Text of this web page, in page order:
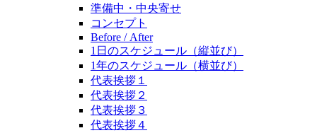
準備中・中央寄せ
コンセプト
Before / After
1日のスケジュール（縦並び）
1年のスケジュール（横並び）
代表挨拶１
代表挨拶２
代表挨拶３
代表挨拶４